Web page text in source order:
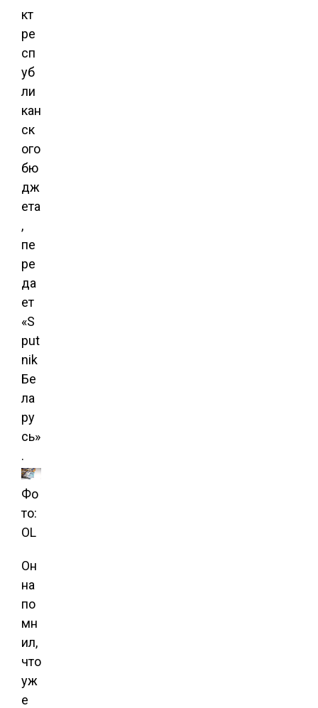
кт
ре
сп
уб
ли
кан
ск
ого
бю
дж
ета
,
пе
ре
да
ет
«S
put
nik
Бе
ла
ру
сь»
.
Фо
то:
OL
Он
на
по
мн
ил,
что
уж
е